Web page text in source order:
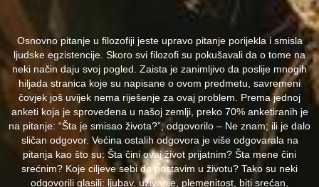
Osnovno pitanje u filozofiji jeste upravo pitanje porijekla i smisla
ljudske egzistencije. Skoro svi filozofi su pokušavali da o tome na
neki način daju svoj pogled. Zaista je zanimljivo da poslije mnogih
hiljada stranica koje su napisane o ovom predmetu, savremeni
čovjek još uvijek nema riješenje za ovaj problem. Prema jednoj
anketi koja je sprovedena u našoj zemlji, preko 70% anketiranih je
na pitanje: “Šta je smisao života?”; odgovorilo – Ne znam; ili je dalo
sličan odgovor. Većina ostalih odgovora je više odgovarala na
pitanja kao što su: Šta čini ovaj život prijatnim? Šta mene čini
srećnim? Koje ciljeve sebi da postavim u životu? Tako su neki
odgovorili glasili: ljubav, uživanje, plemenitost, biti srećan,